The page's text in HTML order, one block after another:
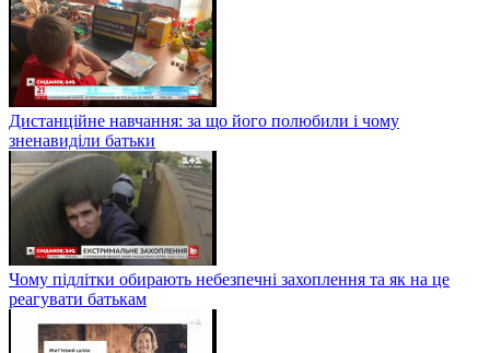
Дистанційне навчання: за що його полюбили і чому
зненавиділи батьки
Чому підлітки обирають небезпечні захоплення та як на це
реагувати батькам